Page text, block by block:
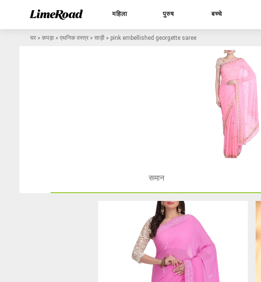
महिला पुरुष बच्चे
घर » कपड़ा » एथनिक वस्त्र » साड़ी » pink embellished georgette saree
समान